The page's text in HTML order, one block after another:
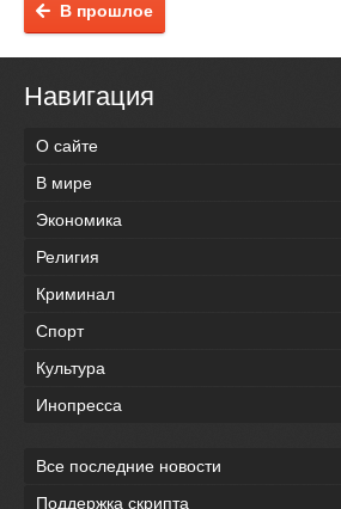
В прошлое
Навигация
О сайте
В мире
Экономика
Религия
Криминал
Спорт
Культура
Инопресса
Все последние новости
Поддержка скрипта